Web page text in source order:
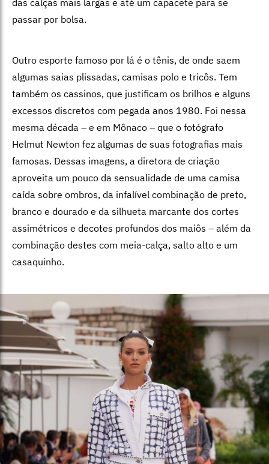
passar por bolsa.
Outro esporte famoso por lá é o tênis, de onde saem
algumas saias plissadas, camisas polo e tricôs. Tem
também os cassinos, que justificam os brilhos e alguns
excessos discretos com pegada anos 1980. Foi nessa
mesma década – e em Mônaco – que o fotógrafo
Helmut Newton fez algumas de suas fotografias mais
famosas. Dessas imagens, a diretora de criação
aproveita um pouco da sensualidade de uma camisa
caída sobre ombros, da infalível combinação de preto,
branco e dourado e da silhueta marcante dos cortes
assimétricos e decotes profundos dos maiôs – além da
combinação destes com meia-calça, salto alto e um
casaquinho.